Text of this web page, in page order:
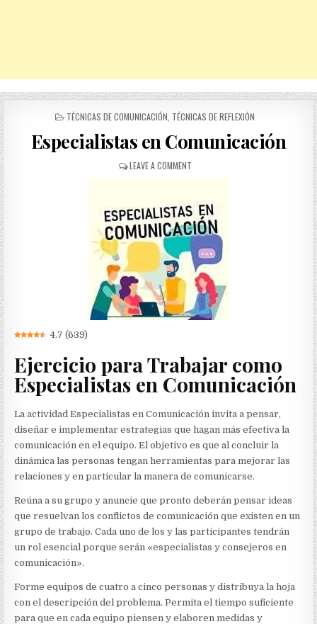
POSTED
TÉCNICAS DE COMUNICACIÓN TÉCNICAS DE REFLEXIÓN
Especialistas en Comunicación
LEAVE A COMMENTON
COMUNICACIÓN
4.7 (639)
Ejercicio para Trabajar como
Especialistas en Comunicación
La actividad Especialistas en Comunicación invita a pensar,
diseñar e implementar estrategias que hagan más efectiva la
comunicación en el equipo. El objetivo es que al concluir la
dinámica las personas tengan herramientas para mejorar las
relaciones y en particular la manera de comunicarse.
Reúna a su grupo y anuncie que pronto deberán pensar ideas
que resuelvan los conflictos de comunicación que existen en un
grupo de trabajo. Cada uno de los y las participantes tendrán
un rol esencial porque serán «especialistas y consejeros en
comunicación».
Forme equipos de cuatro a cinco personas y distribuya la hoja
con el descripción del problema. Permita el tiempo suficiente
para que en cada equipo piensen y elaboren medidas y